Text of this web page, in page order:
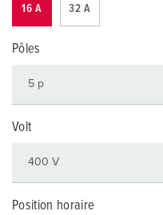
16 A 32 A
Pôles
Volt
Position horaire